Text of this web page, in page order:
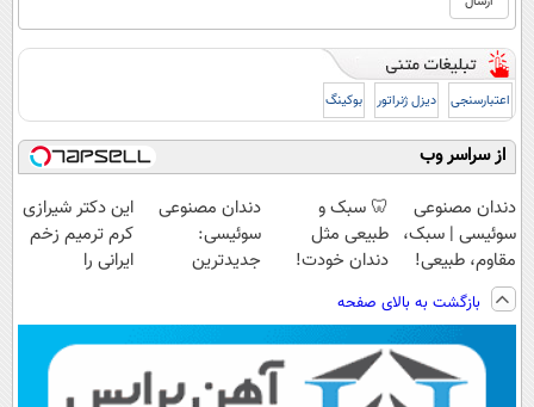
اعتبارسنجی دیزل ژنراتور بوکینگ
از سراسر وب
دندان مصنوعی
سوئیسی | سبک،
مقاوم، طبیعی!
ویزیت
رایگان+پرداخت
اقساطی😍
🦷 سبک و
طبیعی مثل
دندان خودت!
پرداخت اقساطی
💳 📍 تهران
دندان مصنوعی
سوئیسی:
جدیدترین
پرداخت قسطی
این دکتر شیرازی
کرم ترمیم زخم
ایرانی را
بازگشت به بالای صفحه